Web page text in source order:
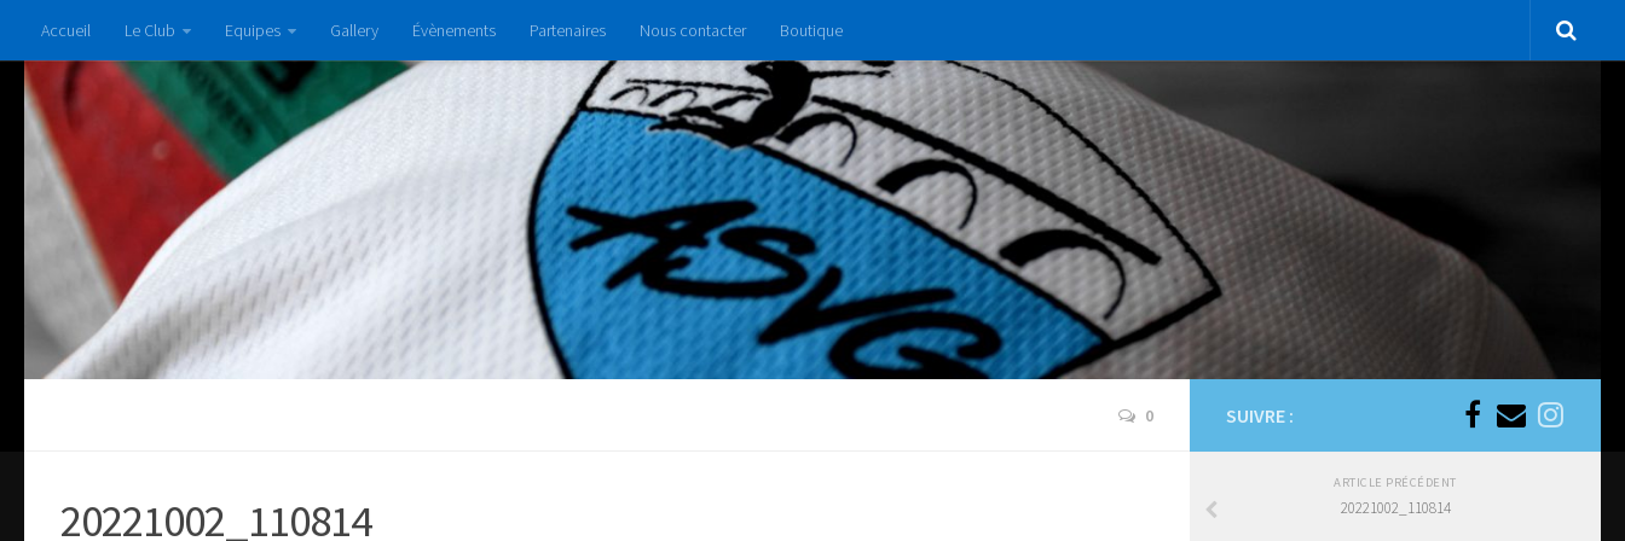
Accueil Le Club Equipes Gallery Évènements Partenaires Nous contacter Boutique
0
20221002_110814
SUIVRE :
ARTICLE PRÉCÉDENT
20221002_110814